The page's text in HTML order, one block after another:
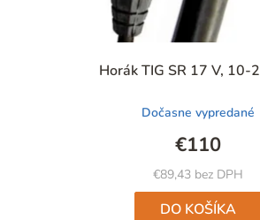
Horák TIG SR 17 V, 10-
je
4,7
z
5
Dočasne vypredané
€89,43 bez DPH
€110
DO KOŠÍKA